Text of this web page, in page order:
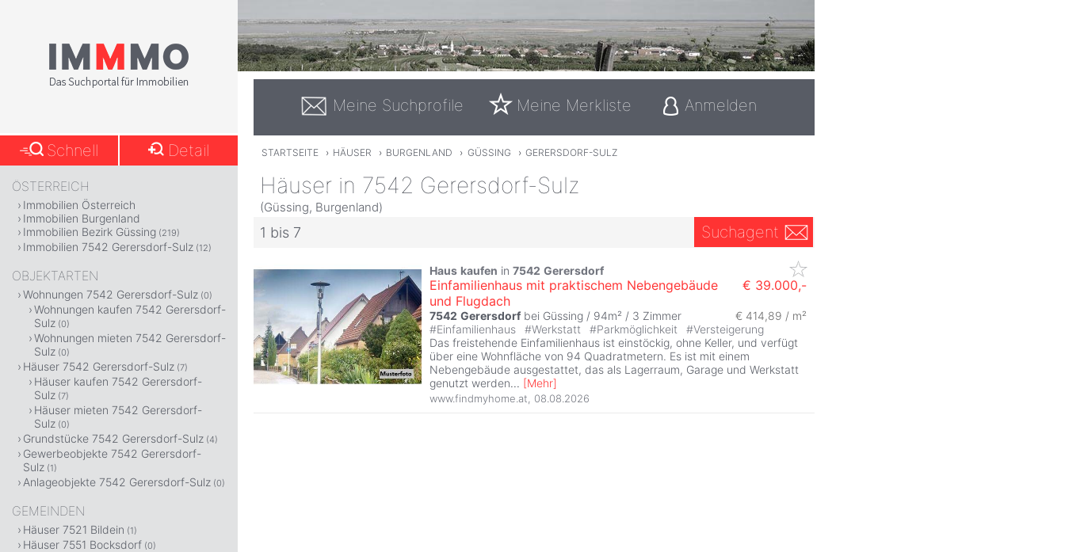
Meine Suchprofile Meine Merkliste Anmelden
STARTSEITE › HÄUSER › BURGENLAND › GÜSSING › GERERSDORF-SULZ
Häuser in 7542 Gerersdorf-Sulz
(Güssing, Burgenland)
1 bis 7 Suchagent
Haus kaufen in 7542 Gerersdorf
Einfamilienhaus mit praktischem Nebengebäude
und Flugdach
€ 39.000,-
7542 Gerersdorf bei Güssing / 94m² / 3 Zimmer
€ 414,89 / m²
#Einfamilienhaus #Werkstatt #Parkmöglichkeit #Versteigerung
Das freistehende Einfamilienhaus ist einstöckig, ohne Keller, und verfügt
über eine Wohnfläche von 94 Quadratmetern. Es ist mit einem
Nebengebäude ausgestattet, das als Lagerraum, Garage und Werkstatt
genutzt werden... [Mehr]
www.findmyhome.at 08.08.2026
Schnell Detail
ÖSTERREICH
Immobilien Österreich
Immobilien Burgenland
Immobilien Bezirk Güssing (219)
Immobilien 7542 Gerersdorf-Sulz (12)
OBJEKTARTEN
Wohnungen 7542 Gerersdorf-Sulz (0)
Wohnungen kaufen 7542 Gerersdorf-
Sulz (0)
Wohnungen mieten 7542 Gerersdorf-
Sulz (0)
Häuser 7542 Gerersdorf-Sulz (7)
Häuser kaufen 7542 Gerersdorf-
Sulz (7)
Häuser mieten 7542 Gerersdorf-
Sulz (0)
Grundstücke 7542 Gerersdorf-Sulz (4)
Gewerbeobjekte 7542 Gerersdorf-
Sulz (1)
Anlageobjekte 7542 Gerersdorf-Sulz (0)
GEMEINDEN
Häuser 7521 Bildein (1)
Häuser 7551 Bocksdorf (0)